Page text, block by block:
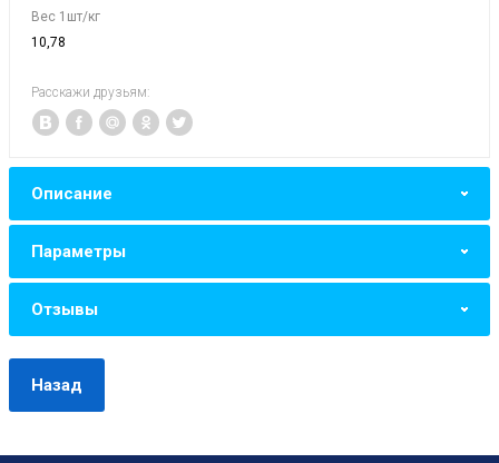
Вес 1шт/кг
10,78
Расскажи друзьям:
Описание
Параметры
Отзывы
Назад